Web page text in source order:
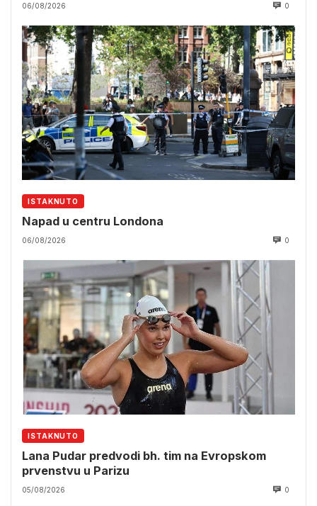
06/08/2026 0
ISTAKNUTO
Napad u centru Londona
06/08/2026 0
ISTAKNUTO
Lana Pudar predvodi bh. tim na Evropskom
prvenstvu u Parizu
05/08/2026 0